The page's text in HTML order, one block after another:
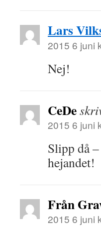
Lars
2015 6 juni
Nej!
CeDe
2015 6 juni
Slipp då
hejandet!
Från
2015 6 juni